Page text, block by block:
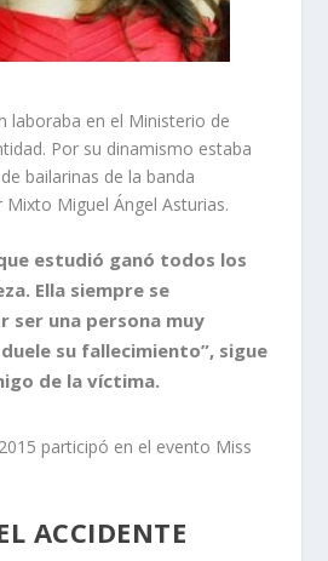
laboraba en el Ministerio de
Por su dinamismo estaba
bailarinas de la banda
Mixto Miguel Ángel Asturias.
estudió ganó todos los
Ella siempre se
ser una persona muy
su fallecimiento”, sigue
de la víctima.
participó en el evento Miss
ACCIDENTE